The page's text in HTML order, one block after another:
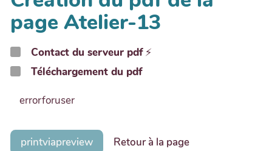
page Atelier-13
Contact du serveur pdf ⚡
Téléchargement du pdf
errorforuser
printviapreview Retour à la page